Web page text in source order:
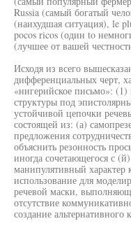
Russia (самый богатый
(наихудшая ситуация), le
pocos ricos (один to
(лучшее от вашей
Исходя из всего
дифференциальных черт,
«нигерийское письмо»:
структуры под
устойчивой цепочки
состоящей из: (а)
предложения
объяснить резонность
иногда сочетающегося с
манипулятивный
использование для
речевой маски,
отсутствие
создание